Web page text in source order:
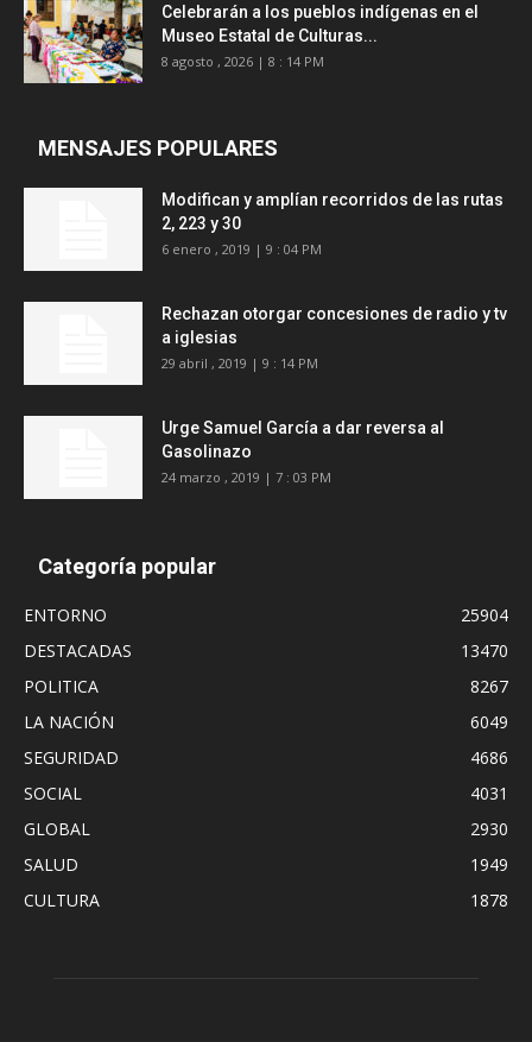
Celebrarán a los pueblos indígenas en el
Museo Estatal de Culturas...
8 agosto , 2026 | 8 : 14 PM
MENSAJES POPULARES
Modifican y amplían recorridos de las rutas
2, 223 y 30
6 enero , 2019 | 9 : 04 PM
Rechazan otorgar concesiones de radio y tv
a iglesias
29 abril , 2019 | 9 : 14 PM
Urge Samuel García a dar reversa al
Gasolinazo
24 marzo , 2019 | 7 : 03 PM
Categoría popular
ENTORNO
25904
DESTACADAS
13470
POLITICA
8267
LA NACIÓN
6049
SEGURIDAD
4686
SOCIAL
4031
GLOBAL
2930
SALUD
1949
CULTURA
1878